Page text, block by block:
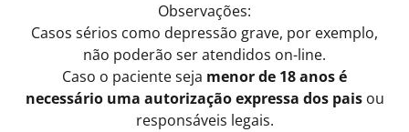
Observações:
Casos sérios como depressão grave, por exemplo,
não poderão ser atendidos on-line.
Caso o paciente seja menor de 18 anos é
necessário uma autorização expressa dos paisou
responsáveis legais.